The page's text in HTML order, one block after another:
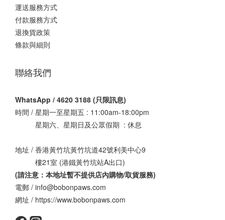
運送服務方式
付款服務方式
退換貨政策
條款與細則
聯絡我們
WhatsApp / 4620 3188 (只限訊息)
時間 / 星期一至星期五 : 11:00am-18:00pm
星期六、星期日及公眾假期 : 休息
地址 / 香港黃竹坑黃竹坑道42號利美中心9
樓21室 (港鐵黃竹坑站A出口)
(請注意：本地址暫不提供店內購物/取貨服務)
電郵 / info@bobonpaws.com
網址 / https://www.bobonpaws.com